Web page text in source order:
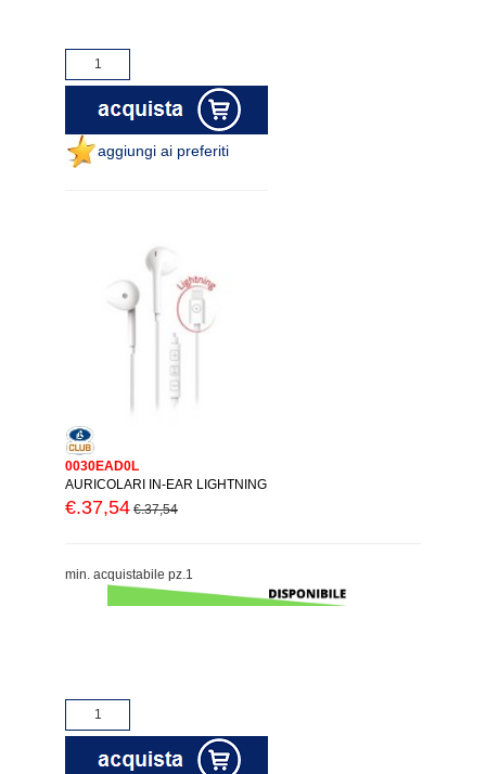
aggiungi ai preferiti
0030EAD0L
AURICOLARI IN-EAR LIGHTNING
€.37,54 €.37,54
min. acquistabile pz.1